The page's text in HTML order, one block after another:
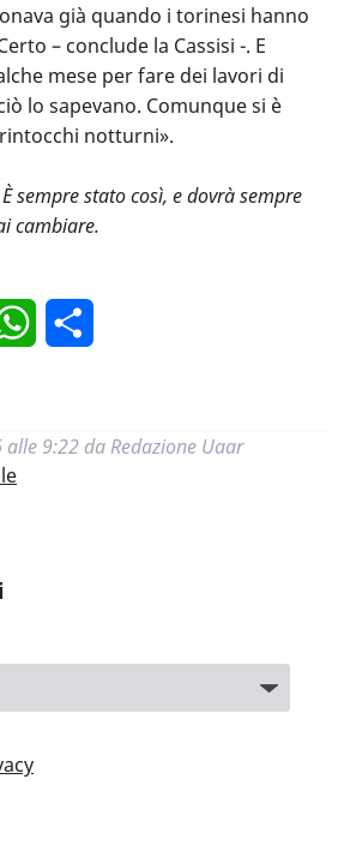
già quando i torinesi hanno
– conclude la Cassisi -. E
mese per fare dei lavori di
lo sapevano. Comunque si è
notturni».
sempre stato così, e dovrà sempre
cambiare.
WhatsApp
alle 9:22 da Redazione Uaar